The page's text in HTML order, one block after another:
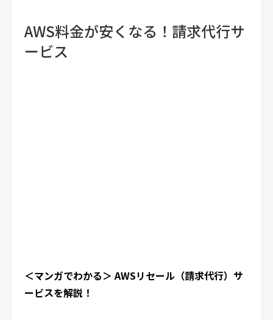
AWS料金が安くなる！請求代行サ
ービス
＜マンガでわかる＞ AWSリセール（請求代行）サ
ービスを解説！